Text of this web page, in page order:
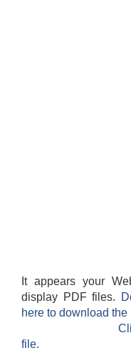
It appears your
display PDF files.
here to download the
file.